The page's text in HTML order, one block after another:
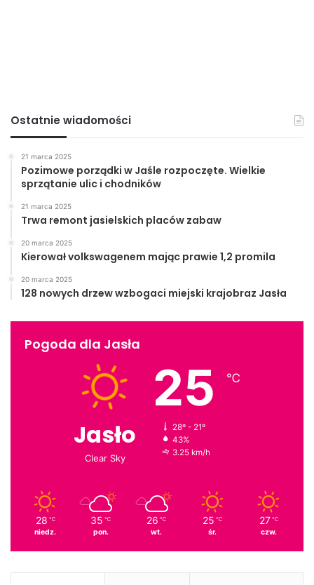
Ostatnie wiadomości
21 marca 2025
Pozimowe porządki w Jaśle rozpoczęte. Wielkie
sprzątanie ulic i chodników
21 marca 2025
Trwa remont jasielskich placów zabaw
20 marca 2025
Kierował volkswagenem mając prawie 1,2 promila
20 marca 2025
128 nowych drzew wzbogaci miejski krajobraz Jasła
Pogoda dla Jasła
Jasło
Clear Sky
25 ℃
28º - 21º
43%
3.25 km/h
28 ℃
niedz.
35 ℃
pon.
26 ℃
wt.
25 ℃
śr.
27 ℃
czw.